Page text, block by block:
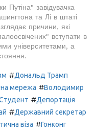
Путіна" завідувачка
та Лі в штаті
причини, які
вступати в
університетами, а
#Дональд Трамп
мережа #Володимир
#Депортація
#Державний секретар
віза #Гонконг